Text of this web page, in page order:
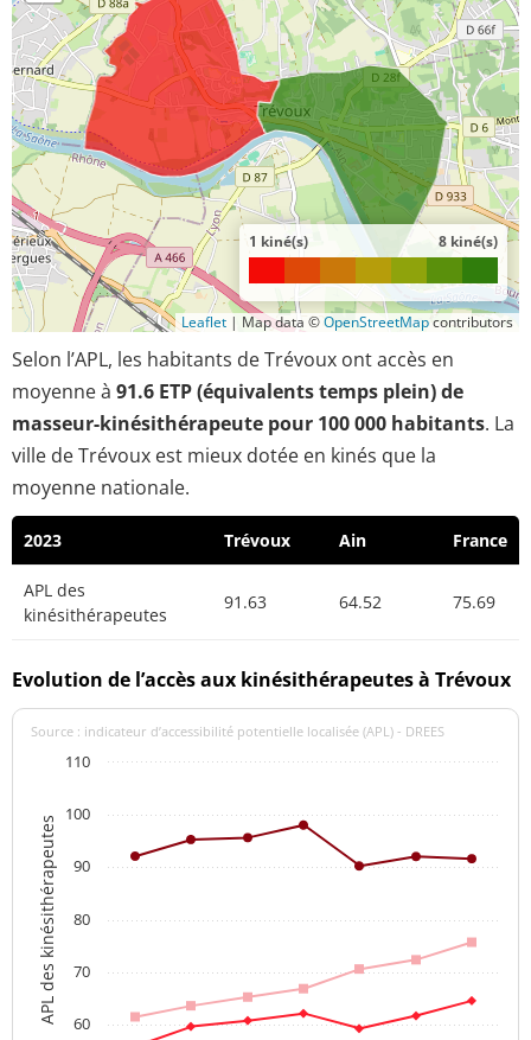
1 kiné(s) 8 kiné(s)
Leaflet | Map data ©OpenStreetMapcontributors
Selon l’APL, les habitants de Trévoux ont accès en
moyenne à 91.6 ETP (équivalents temps plein) de
masseur-kinésithérapeute pour 100 000 habitants. La
ville de Trévoux est mieux dotée en kinés que la
moyenne nationale.
2023 Trévoux Ain France
APL des
kinésithérapeutes
91.63 64.52 75.69
Evolution de l’accès aux kinésithérapeutes à Trévoux
APL des kinésithérapeutes
Source : indicateur d’accessibilité potentielle localisée (APL) - DREES
60
70
80
90
100
110